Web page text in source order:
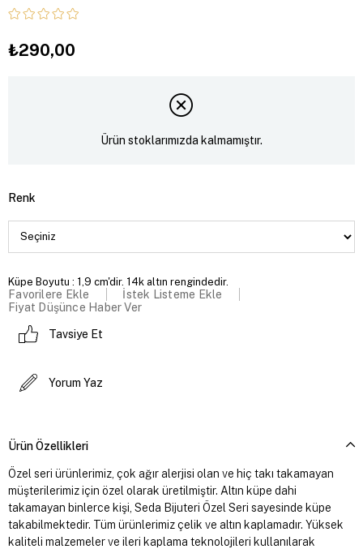
₺290,00
Ürün stoklarımızda kalmamıştır.
Renk
Küpe Boyutu : 1,9 cm'dir. 14k altın rengindedir.
Favorilere Ekle
İstek Listeme Ekle
Fiyat Düşünce Haber Ver
Tavsiye Et
Yorum Yaz
Ürün Özellikleri
Özel seri ürünlerimiz, çok ağır alerjisi olan ve hiç takı takamayan
müşterilerimiz için özel olarak üretilmiştir. Altın küpe dahi
takamayan binlerce kişi, Seda Bijuteri Özel Seri sayesinde küpe
takabilmektedir. Tüm ürünlerimiz çelik ve altın kaplamadır. Yüksek
kaliteli malzemeler ve ileri kaplama teknolojileri kullanılarak